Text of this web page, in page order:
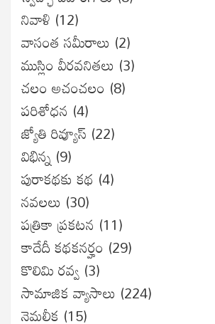
నివాళి (12)
వాసంత సమీరాలు (2)
ముస్లిం వీరవనితలు (3)
చలం అచంచలం (8)
ప‌రిశోధ‌న‌ (4)
జ్యోతి రివ్యూస్ (22)
విభిన్న (9)
పురాకథకు కథ (4)
నవలలు (30)
పత్రికా ప్రకటన (11)
కాదేదీ కథకనర్హం (29)
కొలిమి రవ్వ (3)
సామాజిక వ్యాసాలు (224)
నెమలీక (15)